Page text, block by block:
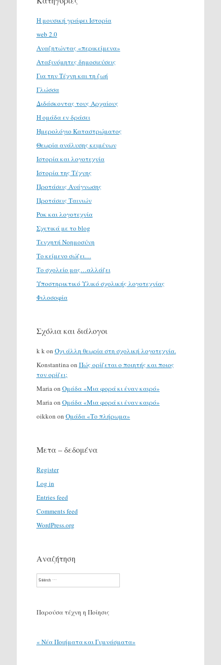
H μουσική γράφει Ιστορία
web 2.0
Αναζητώντας «περικείμενα»
Αταξινόμητες δημοσιεύσεις
Για την Τέχνη και τη ζωή
Γλώσσα
Διδάσκοντας τους Αρχαίους
Η ομάδα εν δράσει
Ημερολόγιο Καταστρώματος
Θεωρία ανάλυσης κειμένων
Ιστορία και λογοτεχνία
Ιστορία της Τέχνης
Προτάσεις Ανάγνωσης
Προτάσεις Ταινιών
Ροκ και λογοτεχνία
Σχετικά με το blog
Τενχητή Νοημοσύνη
Το κείμενο σώζει…
Το σχολείο μας…αλλάζει
Υποστηρικτικό Υλικό σχολικής λογοτεχνίας
Φιλοσοφία
Σχόλια και διάλογοι
k kon Όχι άλλη θεωρία στη σχολική λογοτεχνία.
Konstantinaon Πώς ορίζεται ο ποιητής και ποιος
τον ορίζει;
Mariaon Ομάδα «Μια φορά κι έναν καιρό»
Mariaon Ομάδα «Μια φορά κι έναν καιρό»
oikkon on Ομάδα «Το πλήρωμα»
Μετα – δεδομένα
Register
Log in
Entries feed
Comments feed
WordPress.org
Αναζήτηση
Search
Παρούσα τέχνη η Ποίησις
« Νέα Ποιήματα και Γυμνάσματα»